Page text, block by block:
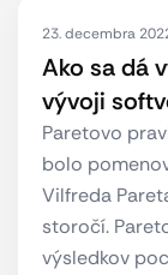
23. decembra
Ako sa dá
vývoji
Paretovo
bolo
Vilfreda
storočí.
výsledkov